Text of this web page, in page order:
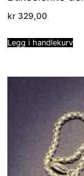
kr 329,00
Legg i handlekurv